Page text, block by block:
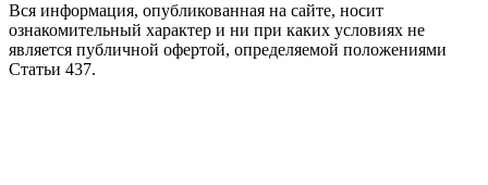
Вся информация, опубликованная на сайте, носит
ознакомительный характер и ни при каких условиях не
является публичной офертой, определяемой положениями
Статьи 437.